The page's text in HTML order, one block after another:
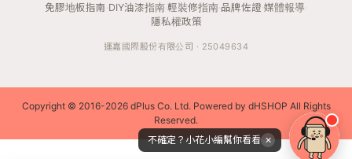
免膠地板指南 ·DIY油漆指南·輕裝修指南·品牌佐證·媒體報導·
隱私權政策
運嘉國際股份有限公司 · 25049634
Copyright © 2016-2026 dPlus Co. Ltd. Powered by dHSHOP All Rights
Reserved.
不確定？小花小編幫你看看 ✕